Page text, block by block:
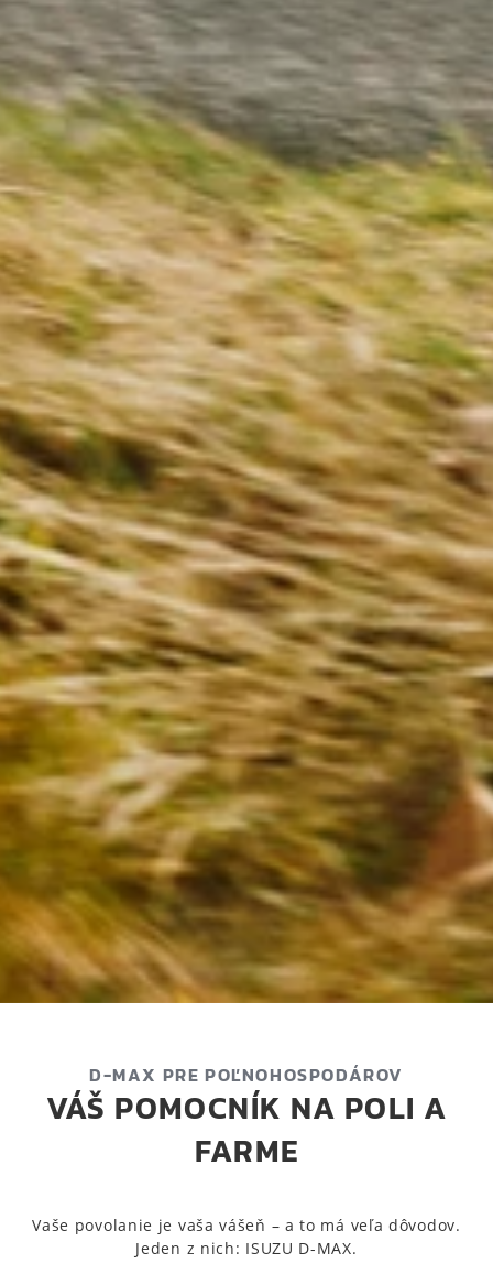
D-MAX PRE POĽNOHOSPODÁROV
VÁŠ POMOCNÍK NA POLI A
FARME
Vaše povolanie je vaša vášeň – a to má veľa dôvodov.
Jeden z nich: ISUZU D-MAX.